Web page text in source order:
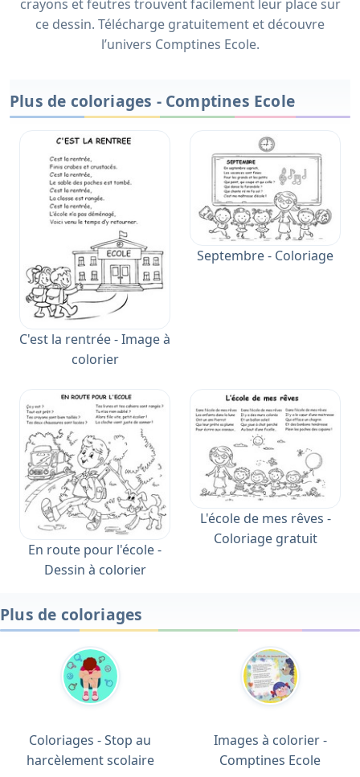
crayons et feutres trouvent facilement leur place sur
ce dessin. Télécharge gratuitement et découvre
l’univers Comptines Ecole.
Plus de coloriages - Comptines Ecole
C'est la rentrée - Image à
colorier
Septembre - Coloriage
En route pour l'école -
Dessin à colorier
L'école de mes rêves -
Coloriage gratuit
Plus de coloriages
Coloriages - Stop au
harcèlement scolaire
Images à colorier -
Comptines Ecole